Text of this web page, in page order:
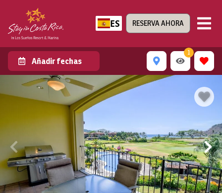
ES RESERVA AHORA
Añadir fechas
1